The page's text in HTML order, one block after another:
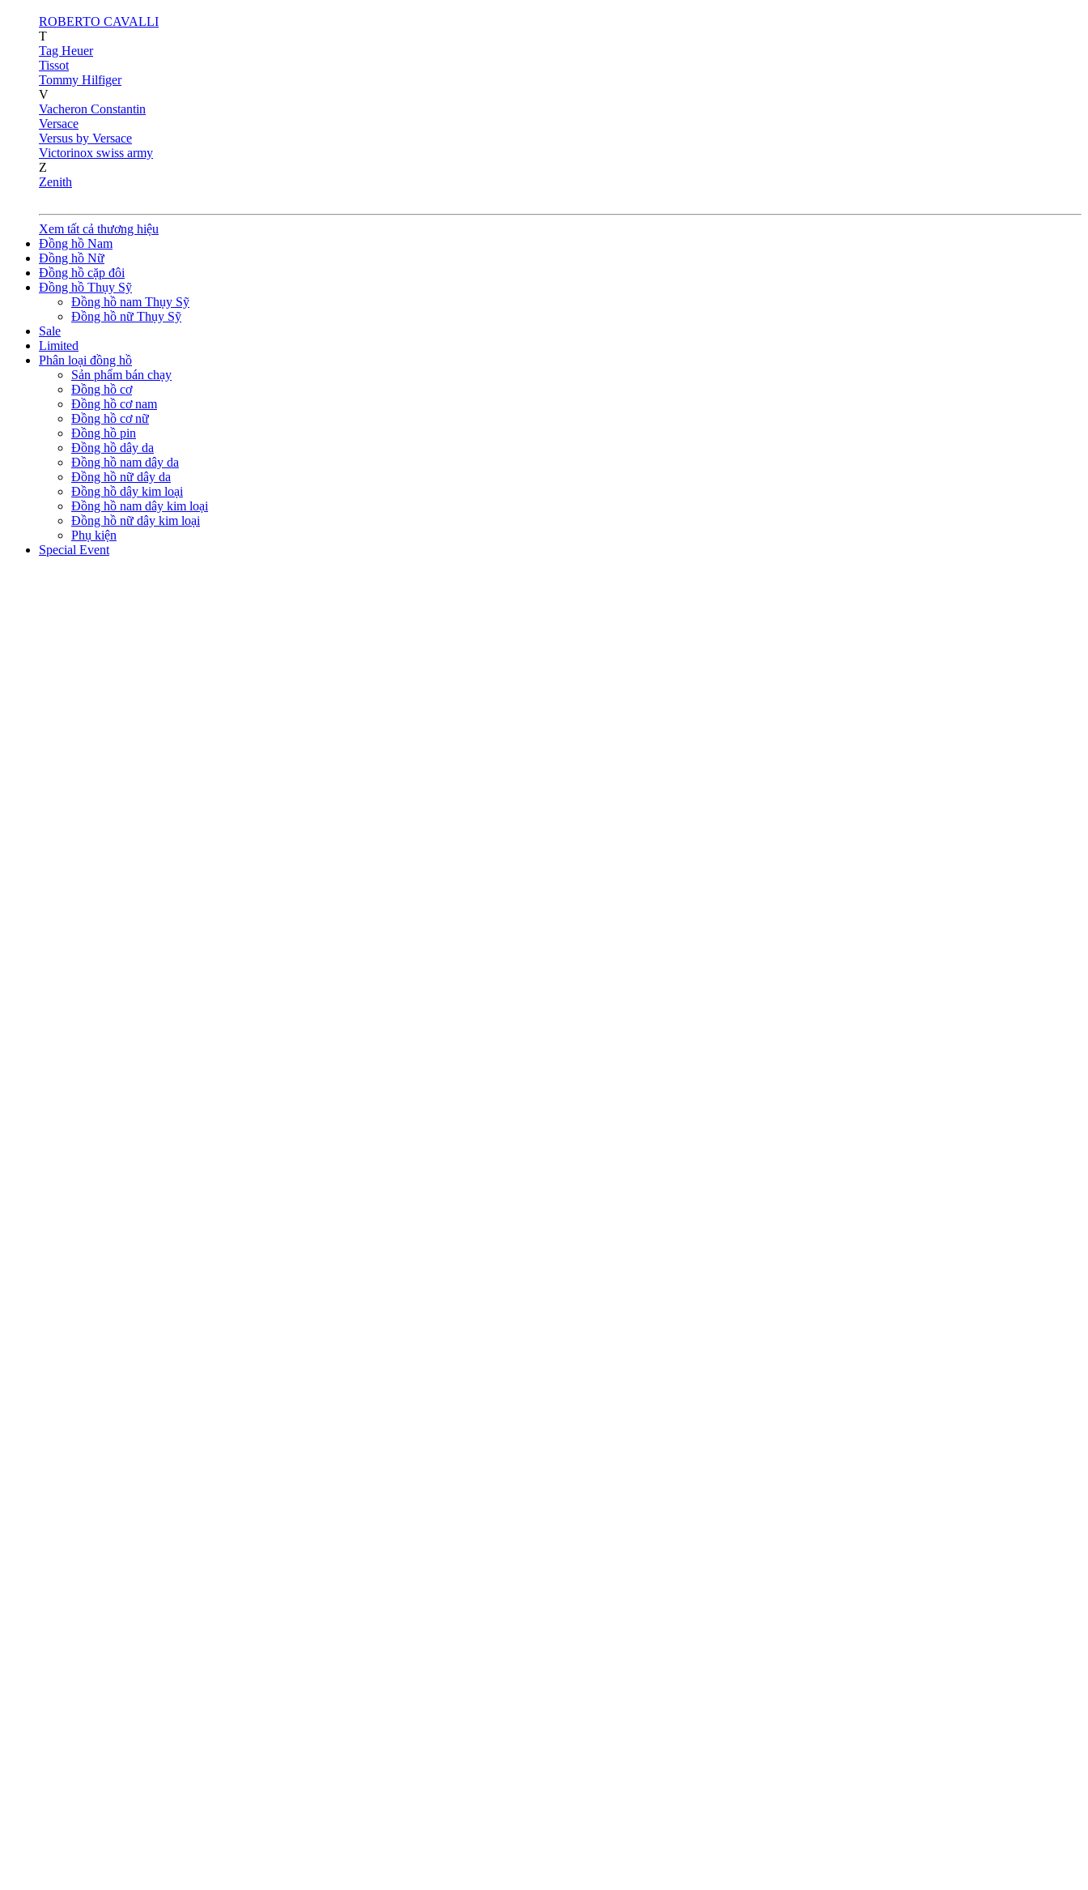
ROBERTO CAVALLI
T
Tag Heuer
Tissot
Tommy Hilfiger
V
Vacheron Constantin
Versace
Versus by Versace
Victorinox swiss army
Z
Zenith
Xem tất cả thương hiệu
Đồng hồ Nam
Đồng hồ Nữ
Đồng hồ cặp đôi
Đồng hồ Thụy Sỹ
Đồng hồ nam Thụy Sỹ
Đồng hồ nữ Thụy Sỹ
Sale
Limited
Phân loại đồng hồ
Sản phẩm bán chạy
Đồng hồ cơ
Đồng hồ cơ nam
Đồng hồ cơ nữ
Đồng hồ pin
Đồng hồ dây da
Đồng hồ nam dây da
Đồng hồ nữ dây da
Đồng hồ dây kim loại
Đồng hồ nam dây kim loại
Đồng hồ nữ dây kim loại
Phụ kiện
Special Event